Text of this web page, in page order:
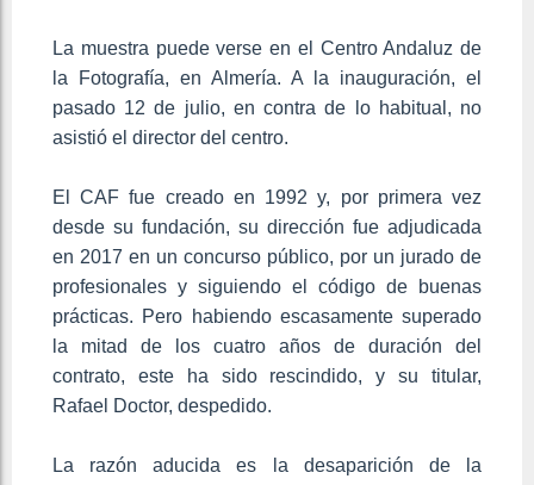
La muestra puede verse en el Centro Andaluz de
la Fotografía, en Almería. A la inauguración, el
pasado 12 de julio, en contra de lo habitual, no
asistió el director del centro.
El CAF fue creado en 1992 y, por primera vez
desde su fundación, su dirección fue adjudicada
en 2017 en un concurso público, por un jurado de
profesionales y siguiendo el código de buenas
prácticas. Pero habiendo escasamente superado
la mitad de los cuatro años de duración del
contrato, este ha sido rescindido, y su titular,
Rafael Doctor, despedido.
La razón aducida es la desaparición de la